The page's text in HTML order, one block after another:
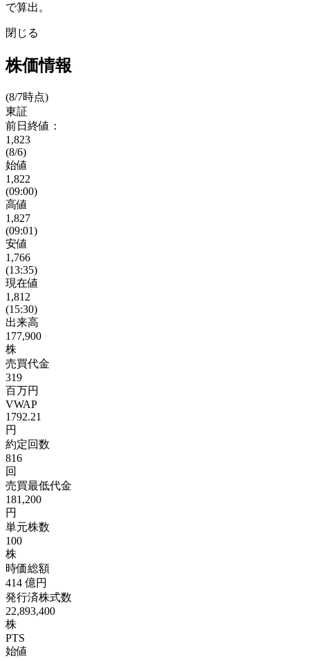
で算出。
閉じる
株価情報
(8/7時点)
東証
前日終値：
1,823
(8/6)
始値
1,822
(09:00)
高値
1,827
(09:01)
安値
1,766
(13:35)
現在値
1,812
(15:30)
出来高
177,900
株
売買代金
319
百万円
VWAP
1792.21
円
約定回数
816
回
売買最低代金
181,200
円
単元株数
100
株
時価総額
414 億円
発行済株式数
22,893,400
株
PTS
始値